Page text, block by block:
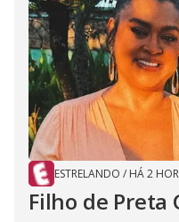
ESTRELANDO / HÁ 2
Filho de Preta